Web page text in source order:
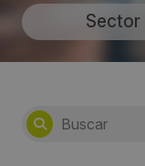
Sector